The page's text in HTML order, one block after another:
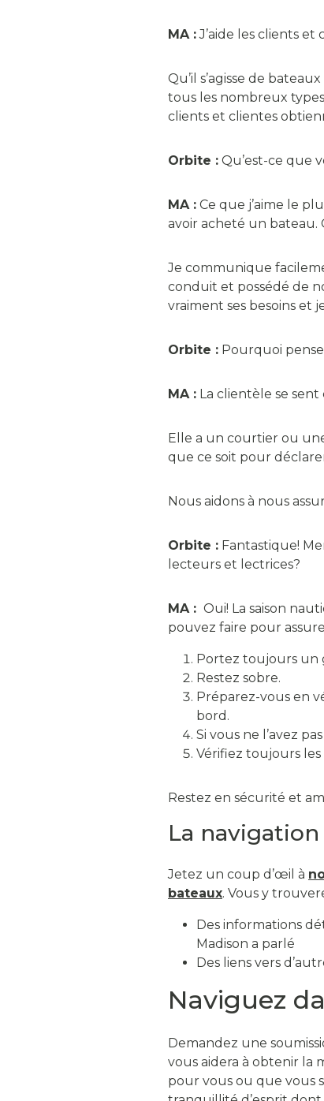
MA :J’aide les clients
Qu’il s’agisse de
tous les nombreux types
clients et clientes
Orbite : Qu’est-ce que
MA : Ce que j’aime le
avoir acheté un bateau.
Je communique
conduit et possédé de
vraiment ses besoins et
Orbite : Pourquoi
MA : La clientèle se
Elle a un courtier ou
que ce soit pour
Nous aidons à nous
Orbite : Fantastique!
lecteurs et lectrices?
MA : Oui! La saison
pouvez faire pour
Portez toujours un
Restez sobre.
Préparez-vous en
bord.
Si vous ne l’avez
Vérifiez toujours
Restez en sécurité et
La
Jetez un coup d’œil à
bateaux. Vous y
Des informations
Madison a parlé
Des liens vers
Naviguez
Demandez une
vous aidera à obtenir la
pour vous ou que vous